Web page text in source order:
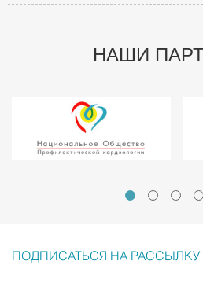
НАШИ
ПОДПИСАТЬСЯ НА РАССЫЛКУ